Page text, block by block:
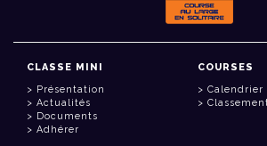
CLASSE MINI
Présentation
Actualités
Documents
Adhérer
COURSES
Calendrier